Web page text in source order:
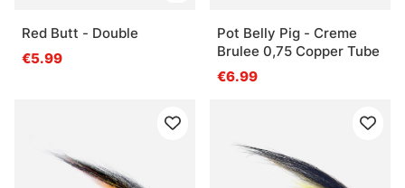
Red Butt - Double
€5.99
Pot Belly Pig - Creme
Brulee 0,75 Copper Tube
€6.99